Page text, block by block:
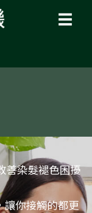
☰
善染髮褪色困擾
你接觸的都更